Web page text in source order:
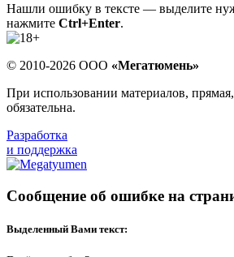
Нашли ошибку в тексте — выделите
нажмите Ctrl+Enter.
© 2010-2026 ООО «Мегатюмень»
При использовании материалов,
обязательна.
Разработка
и поддержка
Сообщение об ошибке на
Выделенный Вами текст: